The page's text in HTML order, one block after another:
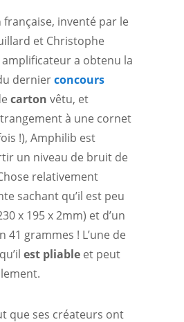
inventé par le
et Christophe
a obtenu la
dernierconcours
carton vêtu, et
à une cornet
!), Amphilib est
un niveau de bruit de
relativement
sachant qu’il est peu
x 195 x 2mm) et d’un
41 grammes ! L’une de
est pliable et peut
que ses créateurs ont